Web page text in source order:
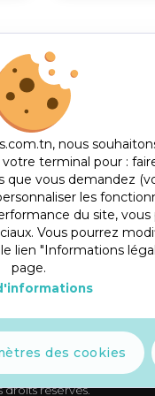
nous
terminal pour :
que vous demandez
les
du site,
Vous pourrez
lien "Informations
page.
des cookies
Culture
droits réservés.